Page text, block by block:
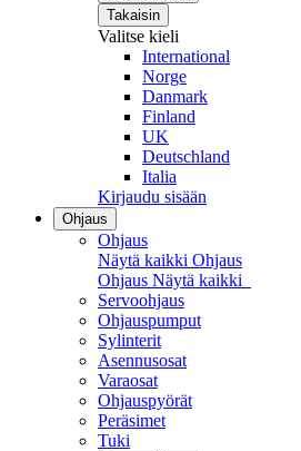
Takaisin
Valitse kieli
International
Norge
Danmark
Finland
UK
Deutschland
Italia
Kirjaudu sisään
Ohjaus
Ohjaus
Näytä kaikki Ohjaus
Ohjaus Näytä kaikki
Servoohjaus
Ohjauspumput
Sylinterit
Asennusosat
Varaosat
Ohjauspyörät
Peräsimet
Tuki